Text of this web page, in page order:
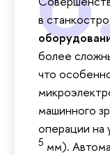
в
более
что
машинного
операции на
5 мм).